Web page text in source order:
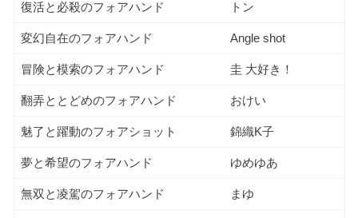
復活と必殺のフォアハンド トン
変幻自在のフォアハンド Angle shot
冒険と模索のフォアハンド 圭 大好き！
翻弄ととどめのフォアハンド おけい
魅了と躍動のフォアショット 錦織K子
夢と希望のフォアハンド ゆめゆあ
無双と凌駕のフォアハンド まゆ